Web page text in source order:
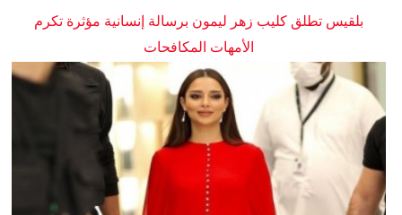
بلقيس تطلق كليب زهر ليمون برسالة إنسانية مؤثرة تكرم
الأمهات المكافحات